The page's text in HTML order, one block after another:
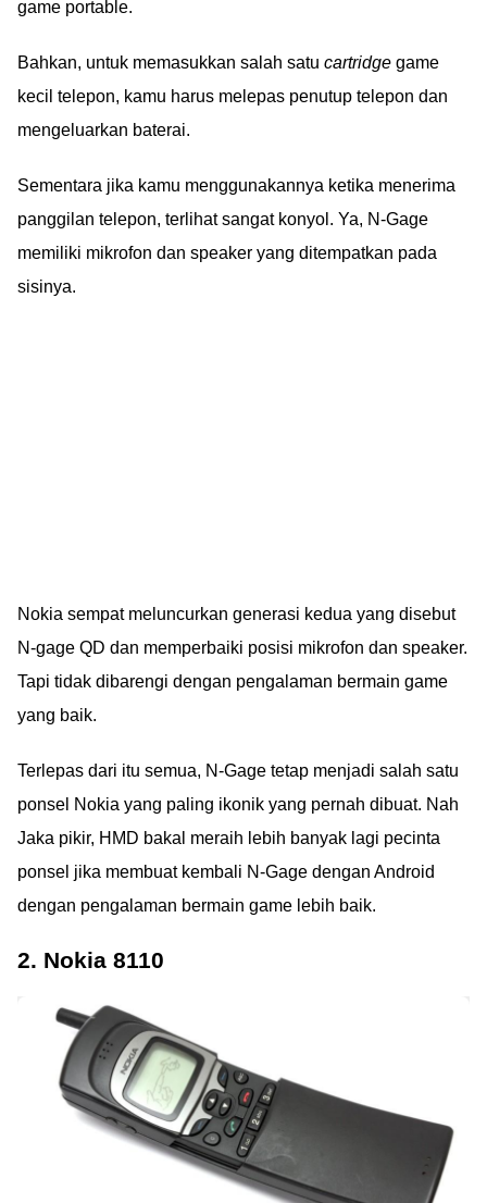
game portable.
Bahkan, untuk memasukkan salah satu cartridge game
kecil telepon, kamu harus melepas penutup telepon dan
mengeluarkan baterai.
Sementara jika kamu menggunakannya ketika menerima
panggilan telepon, terlihat sangat konyol. Ya, N-Gage
memiliki mikrofon dan speaker yang ditempatkan pada
sisinya.
Nokia sempat meluncurkan generasi kedua yang disebut
N-gage QD dan memperbaiki posisi mikrofon dan speaker.
Tapi tidak dibarengi dengan pengalaman bermain game
yang baik.
Terlepas dari itu semua, N-Gage tetap menjadi salah satu
ponsel Nokia yang paling ikonik yang pernah dibuat. Nah
Jaka pikir, HMD bakal meraih lebih banyak lagi pecinta
ponsel jika membuat kembali N-Gage dengan Android
dengan pengalaman bermain game lebih baik.
2. Nokia 8110